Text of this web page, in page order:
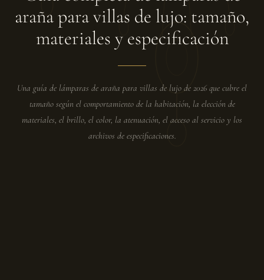
araña para villas de lujo: tamaño,
materiales y especificación
Una guía de lámparas de araña para villas de lujo de 2026 que cubre el
tamaño según el comportamiento de la habitación, la elección de
materiales, el brillo, el color, la atenuación, el acceso al servicio y los
archivos de especificaciones.